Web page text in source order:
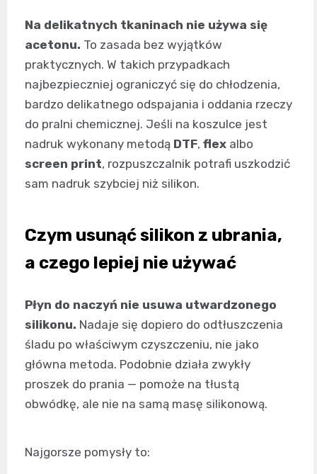
Na delikatnych tkaninach nie używa się
acetonu. To zasada bez wyjątków
praktycznych. W takich przypadkach
najbezpieczniej ograniczyć się do chłodzenia,
bardzo delikatnego odspajania i oddania rzeczy
do pralni chemicznej. Jeśli na koszulce jest
nadruk wykonany metodą DTF, flex albo
screen print, rozpuszczalnik potrafi uszkodzić
sam nadruk szybciej niż silikon.
Czym usunąć silikon z ubrania,
a czego lepiej nie używać
Płyn do naczyń nie usuwa utwardzonego
silikonu. Nadaje się dopiero do odtłuszczenia
śladu po właściwym czyszczeniu, nie jako
główna metoda. Podobnie działa zwykły
proszek do prania — pomoże na tłustą
obwódkę, ale nie na samą masę silikonową.
Najgorsze pomysły to: